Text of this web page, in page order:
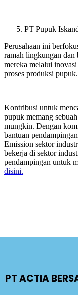
PT Pupuk
Perusahaan ini
ramah lingkungan dan
mereka melalui
proses produksi pupuk.
Kontribusi untuk
pupuk memang
mungkin. Dengan
bantuan
Emission sektor
bekerja di sektor
pendampingan untuk
disini.
PT ACTIA